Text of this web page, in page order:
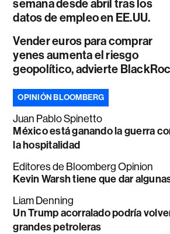
semana desde abril tras los
datos de empleo en EE.UU.
Vender euros para comprar
yenes aumenta el riesgo
geopolítico, advierte
OPINIÓN BLOOMBERG
Juan Pablo Spinetto
México está ganando la guerra
la hospitalidad
Editores de Bloomberg Opinion
Kevin Warsh tiene que dar
Liam Denning
Un Trump acorralado podría
grandes petroleras